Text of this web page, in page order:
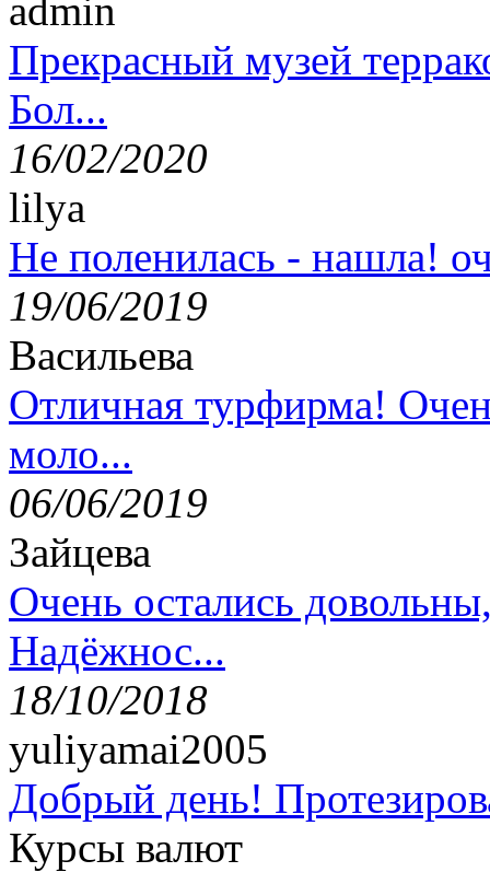
admin
Прекрасный музей
Бол...
16/02/2020
lilya
Не поленилась - нашла!
19/06/2019
Васильева
Отличная турфирма!
моло...
06/06/2019
Зайцева
Очень остались
Надёжнос...
18/10/2018
yuliyamai2005
Добрый день!
Курсы валют